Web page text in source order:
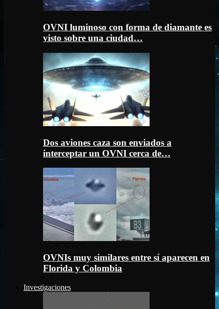
OVNI luminoso con forma de diamante es
visto sobre una ciudad…
Dos aviones caza son enviados a
interceptar un OVNI cerca de…
OVNIs muy similares entre sí aparecen en
Florida y Colombia
Investigaciones